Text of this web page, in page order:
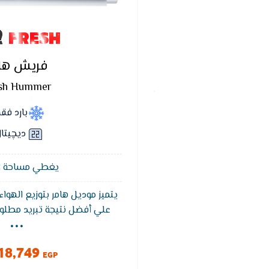
FRESH
فريش
Hummer
بارد
يغطي مساحة 12 متر²
يتميز موديل هامر بتوزيع
علي أفضل نتيجة تبريد
فريش هامر
التشغيل التلقائى يقوم
تلقائيا عند عودة التيار
...
EGP